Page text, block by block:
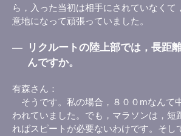
ら，入った当初は相手にされていなくて
意地になって頑張っていました。
―
リクルートの陸上部では，長距
んですか。
有森さん
そうです。私の場合，８００mなんて
われていました。でも，マラソンは，短
ればスピートが必要ないわけです。そし